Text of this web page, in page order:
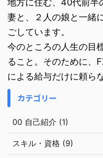
妻と、２人の娘と一緒
ごしています。
今のところの人生の目
ること。そのために、
による給与だけに頼ら
カテゴリー
00 自己紹介 (1)
スキル・資格 (9)